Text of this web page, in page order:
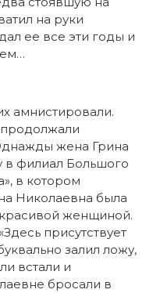
на руки
ее все эти годы и
амнистировали.
жена Грина
в филиал Большого
в котором
Николаевна была
женщиной.
присутствует
залил ложу,
встали и
бросали в